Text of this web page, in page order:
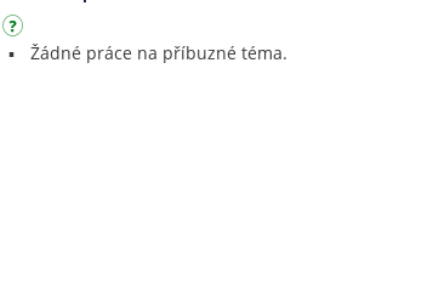
Žádné práce na příbuzné téma.